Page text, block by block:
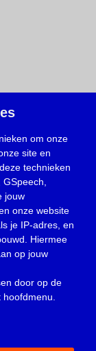
om onze
site en
technieken
jouw
onze website
je IP-adres, en
Hiermee
op jouw
door op de
hoofdmenu.